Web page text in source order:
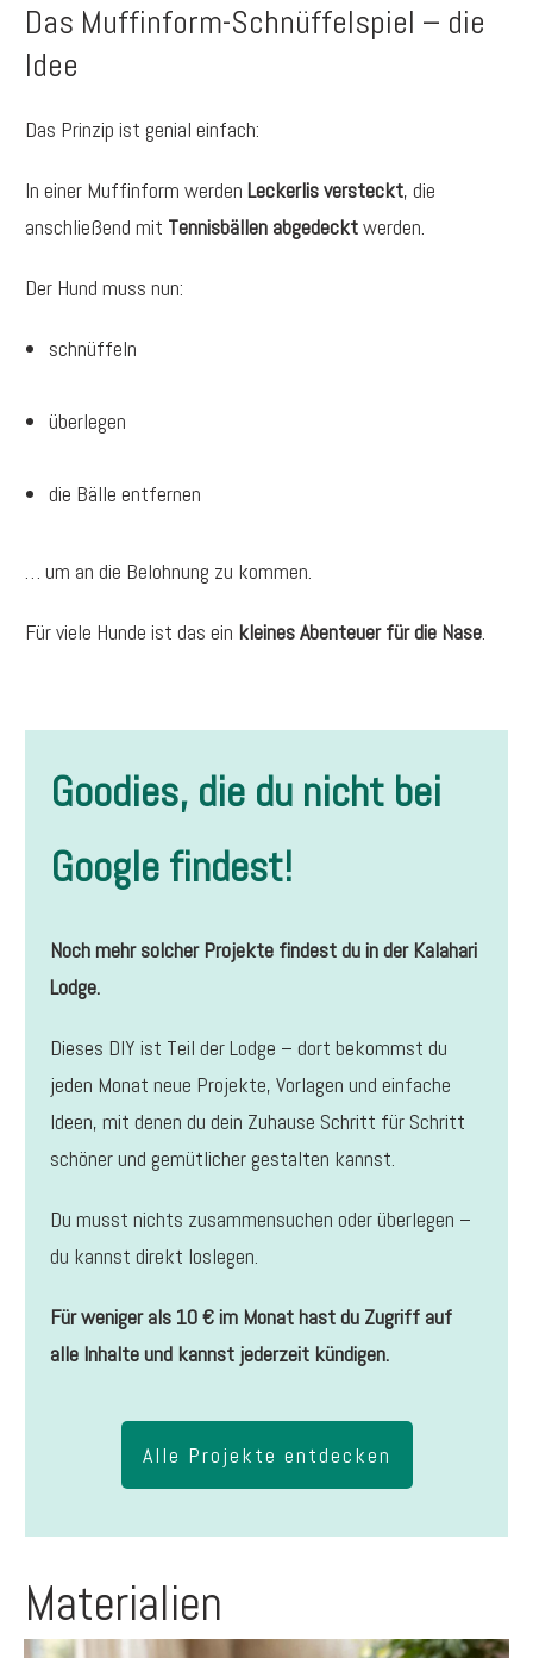
Das Muffinform-Schnüffelspiel – die
Idee
Das Prinzip ist genial einfach:
In einer Muffinform werden Leckerlis versteckt, die
anschließend mit Tennisbällen abgedecktwerden.
Der Hund muss nun:
schnüffeln
überlegen
die Bälle entfernen
… um an die Belohnung zu kommen.
Für viele Hunde ist das ein kleines Abenteuer für die Nase.
Goodies, die du nicht bei
Google findest!
Noch mehr solcher Projekte findest du in der Kalahari
Lodge.
Dieses DIY ist Teil der Lodge – dort bekommst du
jeden Monat neue Projekte, Vorlagen und einfache
Ideen, mit denen du dein Zuhause Schritt für Schritt
schöner und gemütlicher gestalten kannst.
Du musst nichts zusammensuchen oder überlegen –
du kannst direkt loslegen.
Für weniger als 10 € im Monat hast du Zugriff auf
alle Inhalte und kannst jederzeit kündigen.
Alle Projekte entdecken
Materialien